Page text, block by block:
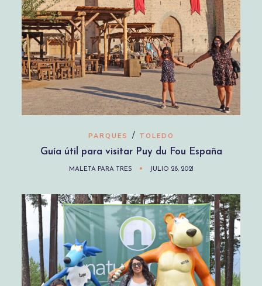
PARQUES / TOLEDO
Guía útil para visitar Puy du Fou España
MALETA PARA TRES JULIO 28, 2021